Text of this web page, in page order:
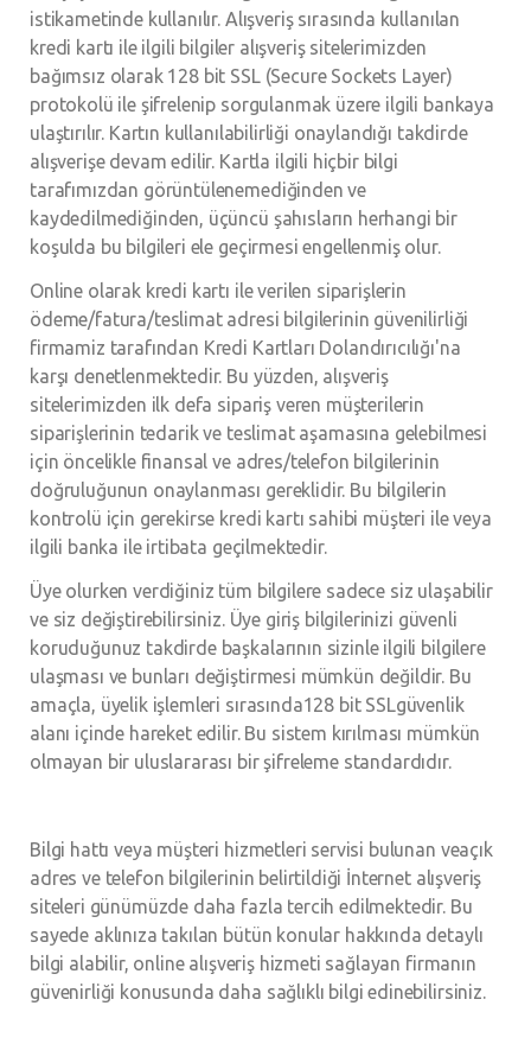
istikametinde kullanılır. Alışveriş sırasında kullanılan
kredi kartı ile ilgili bilgiler alışveriş sitelerimizden
bağımsız olarak 128 bit SSL (Secure Sockets Layer)
protokolü ile şifrelenip sorgulanmak üzere ilgili bankaya
ulaştırılır. Kartın kullanılabilirliği onaylandığı takdirde
alışverişe devam edilir. Kartla ilgili hiçbir bilgi
tarafımızdan görüntülenemediğinden ve
kaydedilmediğinden, üçüncü şahısların herhangi bir
koşulda bu bilgileri ele geçirmesi engellenmiş olur.
Online olarak kredi kartı ile verilen siparişlerin
ödeme/fatura/teslimat adresi bilgilerinin güvenilirliği
firmamiz tarafından Kredi Kartları Dolandırıcılığı'na
karşı denetlenmektedir. Bu yüzden, alışveriş
sitelerimizden ilk defa sipariş veren müşterilerin
siparişlerinin tedarik ve teslimat aşamasına gelebilmesi
için öncelikle finansal ve adres/telefon bilgilerinin
doğruluğunun onaylanması gereklidir. Bu bilgilerin
kontrolü için gerekirse kredi kartı sahibi müşteri ile veya
ilgili banka ile irtibata geçilmektedir.
Üye olurken verdiğiniz tüm bilgilere sadece siz ulaşabilir
ve siz değiştirebilirsiniz. Üye giriş bilgilerinizi güvenli
koruduğunuz takdirde başkalarının sizinle ilgili bilgilere
ulaşması ve bunları değiştirmesi mümkün değildir. Bu
amaçla, üyelik işlemleri sırasında128 bit SSLgüvenlik
alanı içinde hareket edilir. Bu sistem kırılması mümkün
olmayan bir uluslararası bir şifreleme standardıdır.
Bilgi hattı veya müşteri hizmetleri servisi bulunan veaçık
adres ve telefon bilgilerinin belirtildiği İnternet alışveriş
siteleri günümüzde daha fazla tercih edilmektedir. Bu
sayede aklınıza takılan bütün konular hakkında detaylı
bilgi alabilir, online alışveriş hizmeti sağlayan firmanın
güvenirliği konusunda daha sağlıklı bilgi edinebilirsiniz.